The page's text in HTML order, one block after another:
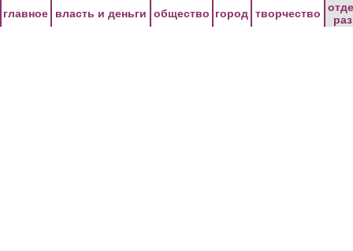
главное власть и деньги общество город творчество